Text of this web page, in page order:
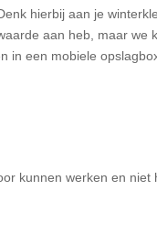
hierbij aan je
aan heb, maar we
in een mobiele
kunnen werken en niet